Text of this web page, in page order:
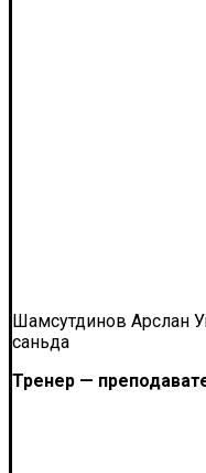
Шамсутдинов Арслан
саньда
Тренер —